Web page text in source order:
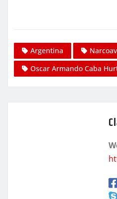
Argentina
Oscar Armando Caba